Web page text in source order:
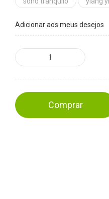
Adicionar aos meus desejos
Comprar